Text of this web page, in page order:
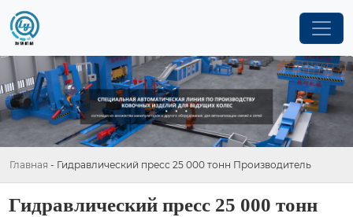
Главная - Гидравлический пресс 25 000 тонн Производитель
Гидравлический пресс 25 000 тонн